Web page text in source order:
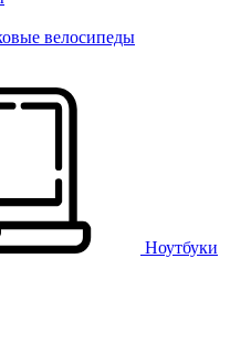
велосипеды
Ноутбуки